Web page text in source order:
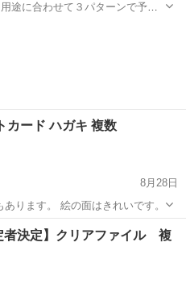
途に合わせて３パターンで予定
カード ハガキ 複数
8月28日
ります。 絵の面はきれいです。
ポケモン
者決定】クリアファイル 複